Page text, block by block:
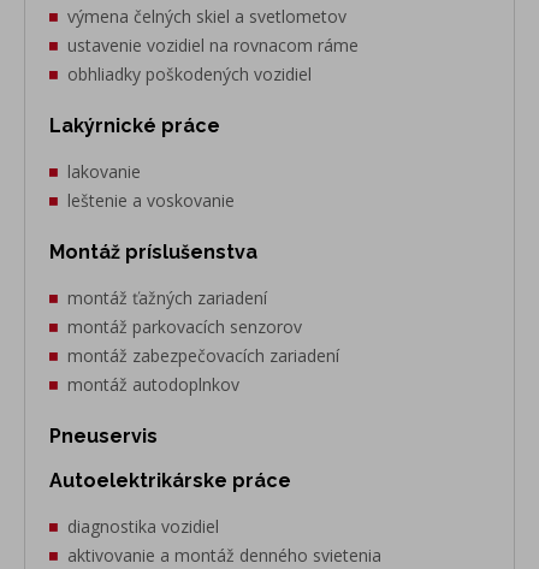
výmena čelných skiel a svetlometov
ustavenie vozidiel na rovnacom ráme
obhliadky poškodených vozidiel
Lakýrnické práce
lakovanie
leštenie a voskovanie
Montáž príslušenstva
montáž ťažných zariadení
montáž parkovacích senzorov
montáž zabezpečovacích zariadení
montáž autodoplnkov
Pneuservis
Autoelektrikárske práce
diagnostika vozidiel
aktivovanie a montáž denného svietenia